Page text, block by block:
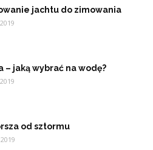
jachtu do zimowania
– jaką wybrać na wodę?
od sztormu